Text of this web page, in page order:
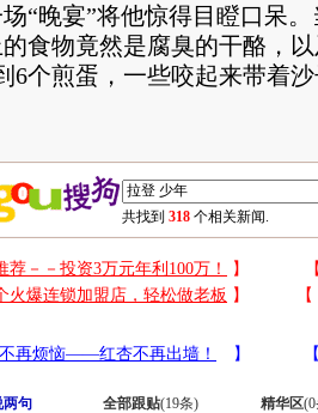
“晚宴”将他惊得目瞪口呆
食物竟然是腐臭的干酪，
6个煎蛋，一些咬起来带着
共找到 318 个相关新闻.
两句 全部跟贴(19条) 精华区(0